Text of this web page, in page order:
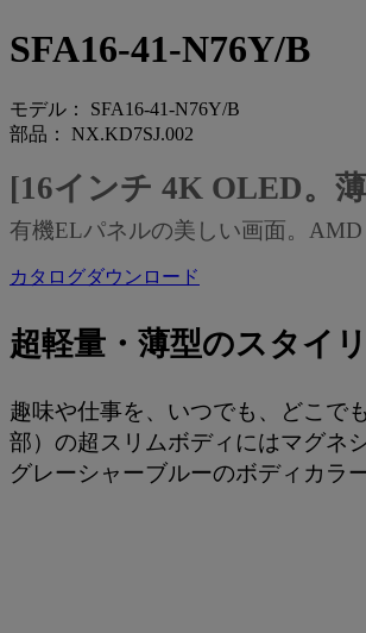
SFA16-41-N76Y/B
モデル： SFA16-41-N76Y/B
部品： NX.KD7SJ.002
[16インチ 4K OLED。
有機ELパネルの美しい画面。AMD
カタログダウンロード
超軽量・薄型のスタイ
趣味や仕事を、いつでも、どこで
部）の超スリムボディにはマグネ
グレーシャーブルーのボディカラ